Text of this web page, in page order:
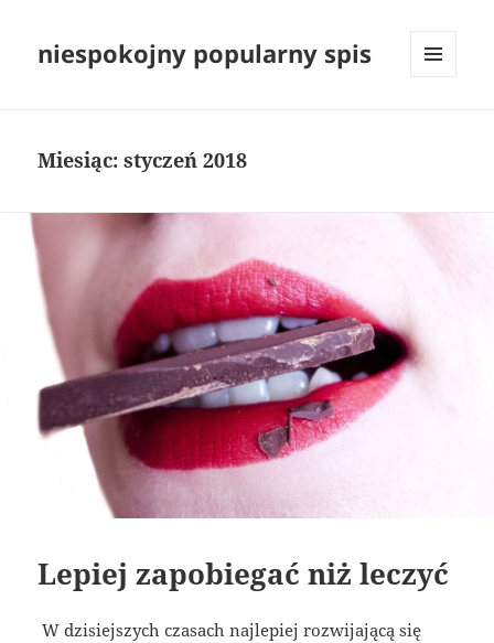
niespokojny popularny spis
Miesiąc:styczeń 2018
Lepiej zapobiegać niż leczyć
W dzisiejszych czasach najlepiej rozwijającą się